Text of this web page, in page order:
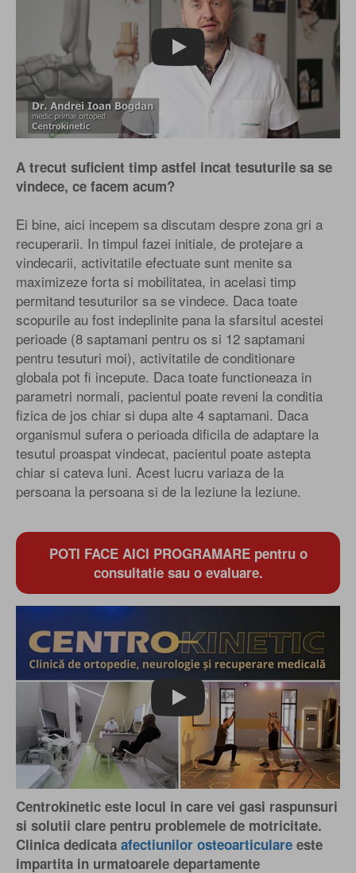
Play
A trecut suficient timp astfel incat tesuturile sa se
vindece, ce facem acum?
Ei bine, aici incepem sa discutam despre zona gri a
recuperarii. In timpul fazei initiale, de protejare a
vindecarii, activitatile efectuate sunt menite sa
maximizeze forta si mobilitatea, in acelasi timp
permitand tesuturilor sa se vindece. Daca toate
scopurile au fost indeplinite pana la sfarsitul acestei
perioade (8 saptamani pentru os si 12 saptamani
pentru tesuturi moi), activitatile de conditionare
globala pot fi incepute. Daca toate functioneaza in
parametri normali, pacientul poate reveni la conditia
fizica de jos chiar si dupa alte 4 saptamani. Daca
organismul sufera o perioada dificila de adaptare la
tesutul proaspat vindecat, pacientul poate astepta
chiar si cateva luni. Acest lucru variaza de la
persoana la persoana si de la leziune la leziune.
POTI FACE AICI PROGRAMARE pentru o
consultatie sau o evaluare.
Play
Centrokinetic este locul in care vei gasi raspunsuri
si solutii clare pentru problemele de motricitate.
Clinica dedicata afectiunilor osteoarticulare este
impartita in urmatoarele departamente